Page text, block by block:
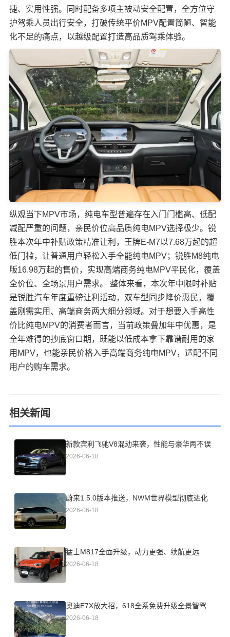
捷、实用性强。同时配备多项主被动安全配置，全方位守
护驾乘人员出行安全，打破传统平价MPV配置简陋、智能
化不足的痛点，以越级配置打造高品质驾乘体验。
纵观当下MPV市场，纯电车型普遍存在入门门槛高、低配
减配严重的问题，亲民价位高品质纯电MPV选择极少。锐
胜本次年中补贴政策精准让利，王牌E-M7以7.68万起的超
低门槛，让普通用户轻松入手全能纯电MPV；锐胜M8纯电
版16.98万起的售价，实现高端商务纯电MPV平民化，覆盖
全价位、全场景用户需求。 整体来看，本次年中限时补贴
是锐胜汽车年度重磅让利活动，双车型同步降价惠民，覆
盖刚需实用、高端商务两大细分领域。对于想要入手高性
价比纯电MPV的消费者而言，当前政策叠加年中优惠，是
全年难得的抄底窗口期，既能以低成本拿下靠谱耐用的家
用MPV，也能亲民价格入手高端商务纯电MPV，适配不同
用户的购车需求。
相关新闻
新款宾利飞驰V8混动来袭，性能与豪华两不误
2026-06-18
蔚来1.5.0版本推送，NWM世界模型彻底进化
2026-06-18
猛士M817全面升级，动力更强、续航更远
2026-06-18
奥迪E7X放大招，618全系免费升级全景智驾
2026-06-18